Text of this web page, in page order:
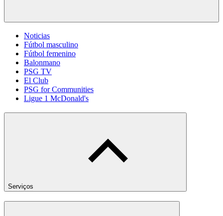
Noticias
Fútbol masculino
Fútbol femenino
Balonmano
PSG TV
El Club
PSG for Communities
Ligue 1 McDonald's
Serviços